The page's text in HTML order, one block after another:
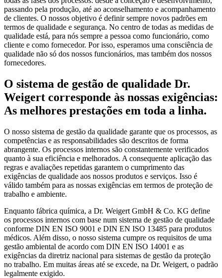
passando pela produção, até ao aconselhamento e acompanhamento
de clientes. O nossos objetivo é definir sempre novos padrões em
termos de qualidade e segurança. No centro de todas as medidas de
qualidade está, para nós sempre a pessoa como funcionário, como
cliente e como fornecedor. Por isso, esperamos uma consciência de
qualidade não só dos nossos funcionários, mas também dos nossos
fornecedores.
O sistema de gestão de qualidade Dr.
Weigert corresponde às nossas exigências:
As melhores prestações em toda a linha.
O nosso sistema de gestão da qualidade garante que os processos, as
competências e as responsabilidades são descritos de forma
abrangente. Os processos internos são constantemente verificados
quanto à sua eficiência e melhorados. A consequente aplicação das
regras e avaliações repetidas garantem o cumprimento das
exigências de qualidade aos nossos produtos e serviços. Isso é
válido também para as nossas exigências em termos de proteção de
trabalho e ambiente.
Enquanto fábrica química, a Dr. Weigert GmbH & Co. KG define
os processos internos com base num sistema de gestão de qualidade
conforme DIN EN ISO 9001 e DIN EN ISO 13485 para produtos
médicos. Além disso, o nosso sistema cumpre os requisitos de uma
gestão ambiental de acordo com DIN EN ISO 14001 e as
exigências da diretriz nacional para sistemas de gestão da proteção
no trabalho. Em muitas áreas até se excede, na Dr. Weigert, o padrão
legalmente exigido.